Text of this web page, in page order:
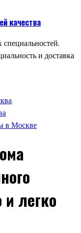
качества
и доставка
в Москве
и легко